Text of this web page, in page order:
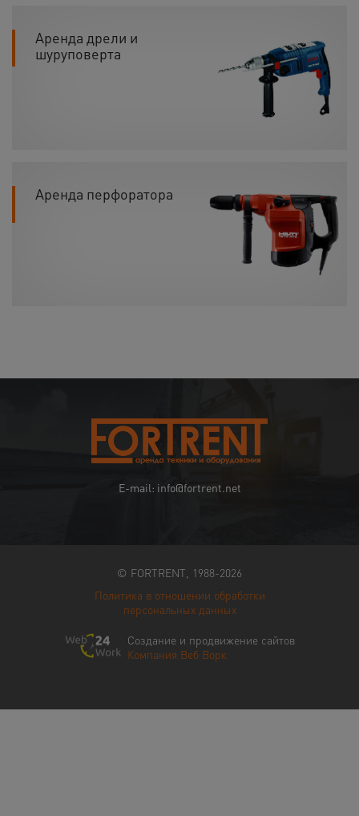
Аренда дрели и
шуруповерта
Аренда перфоратора
E-mail: info@fortrent.net
© FORTRENT, 1988-2026
Политика в отношении обработки
персональных данных
Создание и продвижение сайтов
Компания Веб Ворк